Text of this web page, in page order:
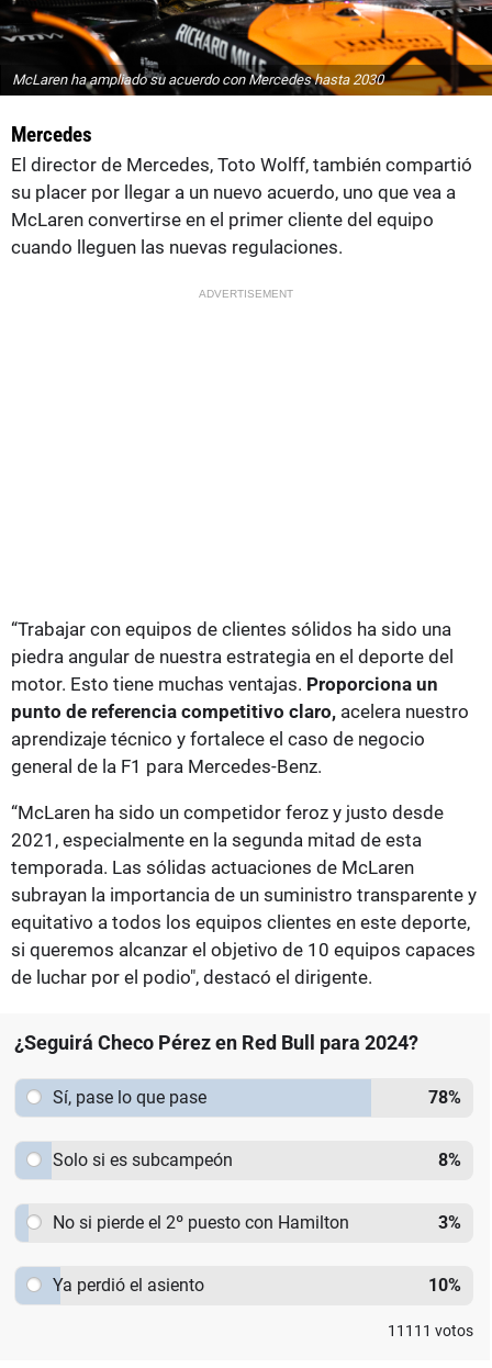
McLaren ha ampliado su acuerdo con Mercedes hasta 2030
Mercedes
El director de Mercedes, Toto Wolff, también compartió
su placer por llegar a un nuevo acuerdo, uno que vea a
McLaren convertirse en el primer cliente del equipo
cuando lleguen las nuevas regulaciones.
ADVERTISEMENT
“Trabajar con equipos de clientes sólidos ha sido una
piedra angular de nuestra estrategia en el deporte del
motor. Esto tiene muchas ventajas. Proporciona un
punto de referencia competitivo claro, acelera nuestro
aprendizaje técnico y fortalece el caso de negocio
general de la F1 para Mercedes-Benz.
“McLaren ha sido un competidor feroz y justo desde
2021, especialmente en la segunda mitad de esta
temporada. Las sólidas actuaciones de McLaren
subrayan la importancia de un suministro transparente y
equitativo a todos los equipos clientes en este deporte,
si queremos alcanzar el objetivo de 10 equipos capaces
de luchar por el podio", destacó el dirigente.
¿Seguirá Checo Pérez en Red Bull para 2024?
Sí, pase lo que pase 78%
Solo si es subcampeón 8%
No si pierde el 2º puesto con Hamilton 3%
Ya perdió el asiento 10%
11111 votos